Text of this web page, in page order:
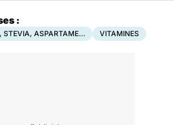
:
STEVIA, ASPARTAME… VITAMINES